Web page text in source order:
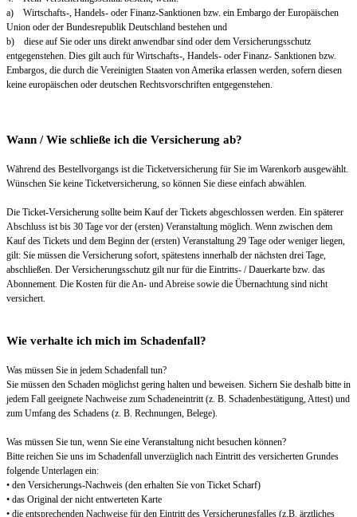
a) Wirtschafts-, Handels- oder Finanz-Sanktionen bzw. ein Embargo der Europäischen
Union oder der Bundesrepublik Deutschland bestehen und
b) diese auf Sie oder uns direkt anwendbar sind oder dem Versicherungsschutz
entgegenstehen. Dies gilt auch für Wirtschafts-, Handels- oder Finanz- Sanktionen bzw.
Embargos, die durch die Vereinigten Staaten von Amerika erlassen werden, sofern diesen
keine europäischen oder deutschen Rechtsvorschriften entgegenstehen.
Wann / Wie schließe ich die Versicherung ab?
Während des Bestellvorgangs ist die Ticketversicherung für Sie im Warenkorb ausgewählt.
Wünschen Sie keine Ticketversicherung, so können Sie diese einfach abwählen.
Die Ticket-Versicherung sollte beim Kauf der Tickets abgeschlossen werden. Ein späterer
Abschluss ist bis 30 Tage vor der (ersten) Veranstaltung möglich. Wenn zwischen dem
Kauf des Tickets und dem Beginn der (ersten) Veranstaltung 29 Tage oder weniger liegen,
gilt: Sie müssen die Versicherung sofort, spätestens innerhalb der nächsten drei Tage,
abschließen. Der Versicherungsschutz gilt nur für die Eintritts- / Dauerkarte bzw. das
Abonnement. Die Kosten für die An- und Abreise sowie die Übernachtung sind nicht
versichert.
Wie verhalte ich mich im Schadenfall?
Was müssen Sie in jedem Schadenfall tun?
Sie müssen den Schaden möglichst gering halten und beweisen. Sichern Sie deshalb bitte in
jedem Fall geeignete Nachweise zum Schadeneintritt (z. B. Schadenbestätigung, Attest) und
zum Umfang des Schadens (z. B. Rechnungen, Belege).
Was müssen Sie tun, wenn Sie eine Veranstaltung nicht besuchen können?
Bitte reichen Sie uns im Schadenfall unverzüglich nach Eintritt des versicherten Grundes
folgende Unterlagen ein:
• den Versicherungs-Nachweis (den erhalten Sie von Ticket Scharf)
• das Original der nicht entwerteten Karte
• die entsprechenden Nachweise für den Eintritt des Versicherungsfalles (z.B. ärztliches